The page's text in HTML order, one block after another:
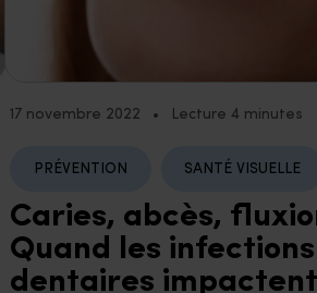
17 novembre 2022 • Lecture 4 minutes
PRÉVENTION SANTÉ VISUELLE
Caries, abcès,
Quand les infections
dentaires impactent